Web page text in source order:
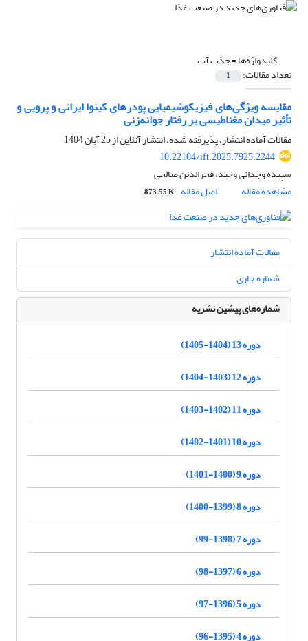
کلیدواژه‌ها =جذب آب
تعداد مقالات: 1
مقایسه ویژگی‌های فیزیکوشیمیایی پودرهای کینوا ایرانی و پرویی و
تأثیر میدان مغناطیسی بر رفتار جوانه‌زنی
مقالات آماده انتشار، پذیرفته شده، انتشار آنلاین از25 آبان 1404
10.22104/ift.2025.7925.2244
سپیده وجدانی وحید، فخرالدین صالحی
مشاهده مقاله
اصل مقاله 873.55 K
مقالات آماده انتشار
شماره جاری
شماره‌های پیشین نشریه
دوره 13 (1404-1405)
دوره 12 (1403-1404)
دوره 11 (1402-1403)
دوره 10 (1401-1402)
دوره 9 (1400-1401)
دوره 8 (1399-1400)
دوره 7 (1398-99)
دوره 6 (1397-98)
دوره 5 (1396-97)
دوره 4 (1395-96)